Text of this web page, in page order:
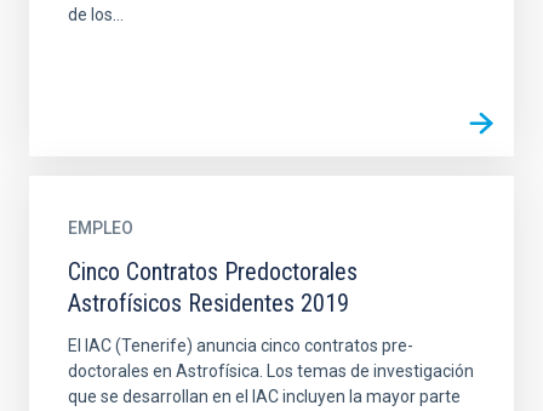
de los...
EMPLEO
Cinco Contratos Predoctorales
Astrofísicos Residentes 2019
El IAC (Tenerife) anuncia cinco contratos pre-
doctorales en Astrofísica. Los temas de investigación
que se desarrollan en el IAC incluyen la mayor parte